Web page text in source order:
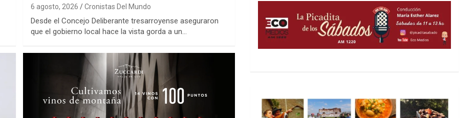
6 agosto, 2026 Cronistas Del Mundo
Desde el Concejo Deliberante tresarroyense aseguraron
que el gobierno local hace la vista gorda a un…